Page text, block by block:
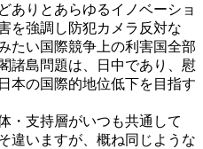
ありとあらゆるイノベーショ
を強調し防犯カメラ反対な
たい国際競争上の利害国全部
諸島問題は、日中であり、慰
本の国際的地位低下を目指す
・支持層がいつも共通して
違いますが、概ね同じような